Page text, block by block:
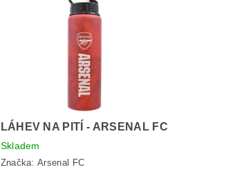
LÁHEV NA PITÍ - ARSENAL FC
Skladem
Značka:Arsenal FC